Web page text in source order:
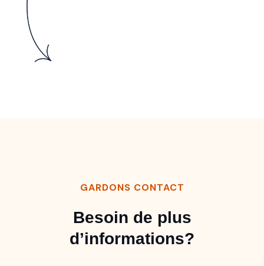
GARDONS CONTACT
Besoin de plus
d’informations?